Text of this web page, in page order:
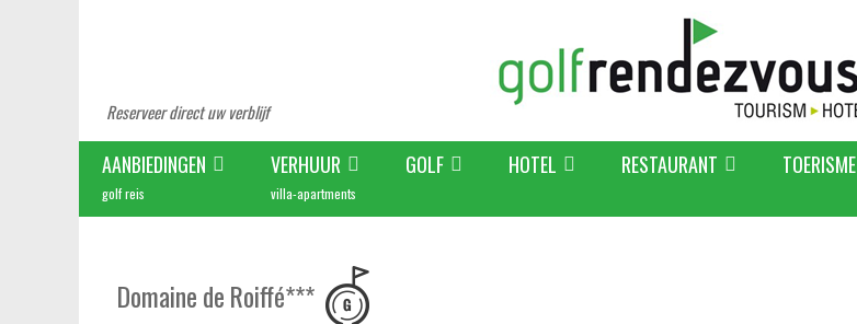
Reserveer direct uw verblijf
AANBIEDINGEN
golf reis
VERHUUR
villa-apartments
GOLF HOTEL RESTAURANT TOERISME
Domaine de Roiffé***